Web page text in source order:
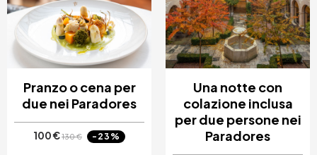
Pranzo o cena per
due nei Paradores
100 €130 € -23%
Una notte con
colazione inclusa
per due persone nei
Paradores